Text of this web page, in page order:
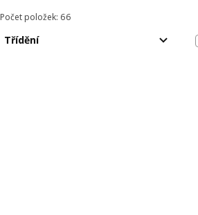
Seřadit a filtrovat
Počet položek: 66
Třídění